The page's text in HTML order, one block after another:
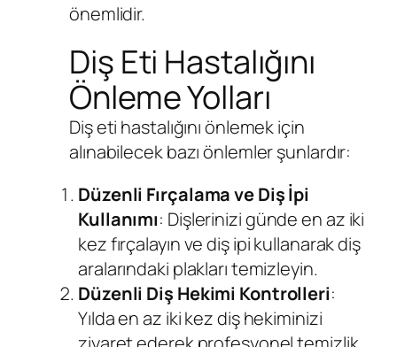
önemlidir.
Diş Eti Hastalığını
Önleme Yolları
Diş eti hastalığını önlemek için
alınabilecek bazı önlemler şunlardır:
Düzenli Fırçalama ve Diş İpi
Kullanımı: Dişlerinizi günde en az iki
kez fırçalayın ve diş ipi kullanarak diş
aralarındaki plakları temizleyin.
Düzenli Diş Hekimi Kontrolleri:
Yılda en az iki kez diş hekiminizi